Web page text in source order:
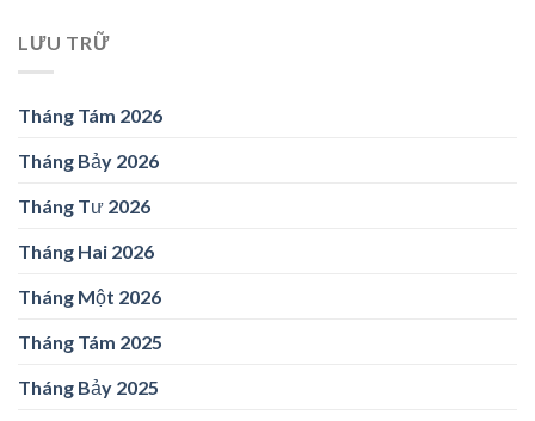
LƯU TRỮ
Tháng Tám 2026
Tháng Bảy 2026
Tháng Tư 2026
Tháng Hai 2026
Tháng Một 2026
Tháng Tám 2025
Tháng Bảy 2025